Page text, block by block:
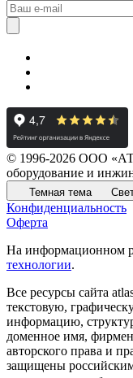
© 1996-2026 ООО
оборудование и
Темная тема
Конфиденциальность
Оферта
На информационном
технологии.
Все ресурсы сайта
текстовую,
информацию,
доменное имя,
авторского права и
защищены